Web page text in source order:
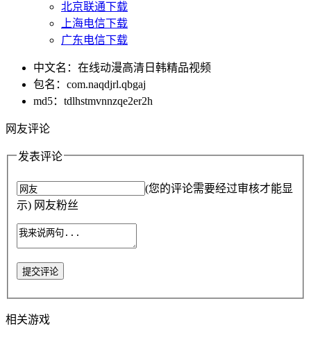
北京联通下载
上海电信下载
广东电信下载
中文名：在线动漫高清日韩精品视频
包名：com.naqdjrl.qbgaj
md5：tdlhstmvnnzqe2er2h
网友评论
发表评论
(您的评论需要经过审核才能显
示) 网友粉丝
提交评论
相关游戏